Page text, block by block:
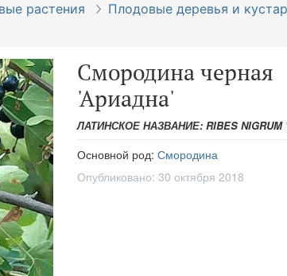
растения Плодовые деревья и
Смородина черная
'Ариадна'
ЛАТИНСКОЕ НАЗВАНИЕ: RIBES NIGRUM
Основной род: Смородина
Опубликовано: 30 октября 2018